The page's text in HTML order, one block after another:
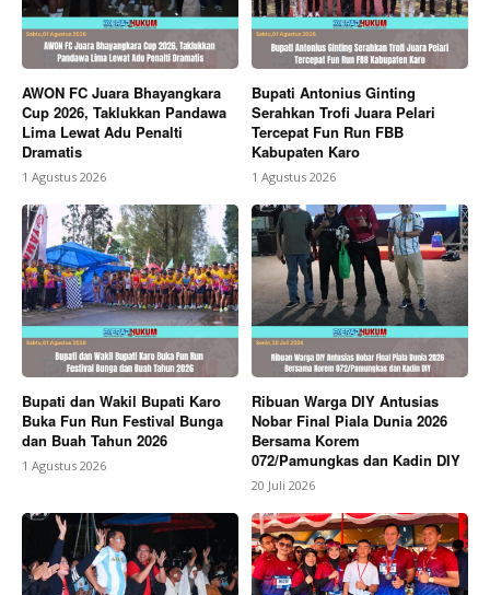
AWON FC Juara Bhayangkara
Cup 2026, Taklukkan Pandawa
Lima Lewat Adu Penalti
Dramatis
1 Agustus 2026
Bupati Antonius Ginting
Serahkan Trofi Juara Pelari
Tercepat Fun Run FBB
Kabupaten Karo
1 Agustus 2026
Bupati dan Wakil Bupati Karo
Buka Fun Run Festival Bunga
dan Buah Tahun 2026
1 Agustus 2026
Ribuan Warga DIY Antusias
Nobar Final Piala Dunia 2026
Bersama Korem
072/Pamungkas dan Kadin DIY
20 Juli 2026